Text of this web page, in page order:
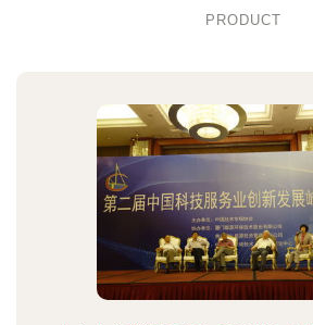
PRODUCT